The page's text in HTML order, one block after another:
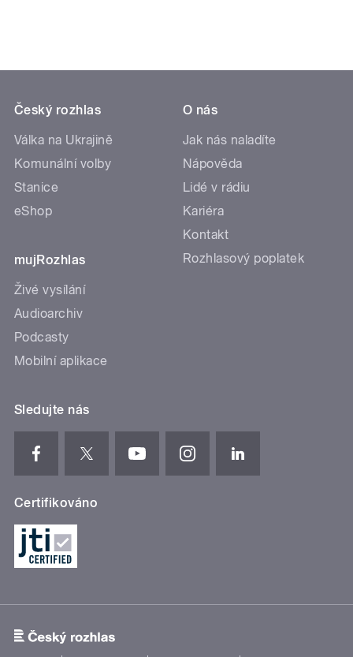
Český rozhlas
Válka na Ukrajině
Komunální volby
Stanice
eShop
mujRozhlas
Živé vysílání
Audioarchiv
Podcasty
Mobilní aplikace
O nás
Jak nás naladíte
Nápověda
Lidé v rádiu
Kariéra
Kontakt
Rozhlasový poplatek
Sledujte nás
Certifikováno